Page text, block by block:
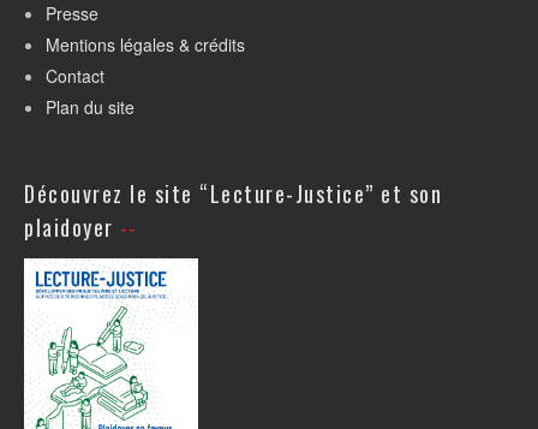
Presse
Mentions légales & crédits
Contact
Plan du site
Découvrez le site “Lecture-Justice” et son
plaidoyer